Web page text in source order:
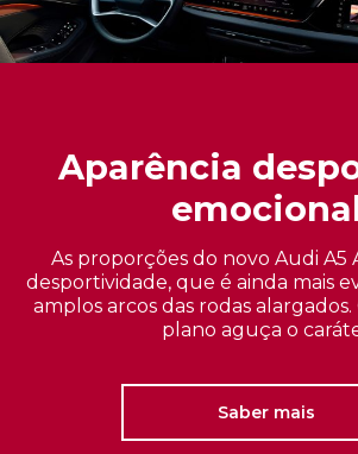
Aparência
As proporções do novo Audi A5
desportividade, que é ainda mais
amplos arcos das rodas
plano aguça o
Saber mais